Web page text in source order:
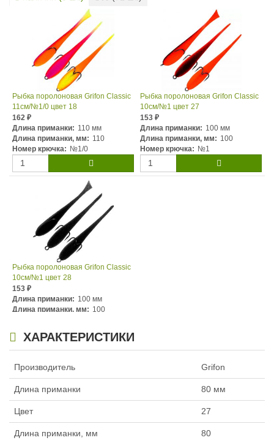
Рыбка поролоновая Grifon Classic
11см/№1/0 цвет 18
162 ₽
Длина приманки: 110 мм
Длина приманки, мм: 110
Номер крючка: №1/0
Рыбка поролоновая Grifon Classic
10см/№1 цвет 27
153 ₽
Длина приманки: 100 мм
Длина приманки, мм: 100
Номер крючка: №1
Рыбка поролоновая Grifon Classic
10см/№1 цвет 28
153 ₽
Длина приманки: 100 мм
Длина приманки, мм: 100
ХАРАКТЕРИСТИКИ
Производитель Grifon
Длина приманки 80 мм
Цвет 27
Длина приманки, мм 80